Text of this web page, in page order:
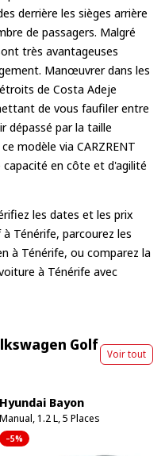
derrière les sièges arrière
de passagers. Malgré
très avantageuses
Manœuvrer dans les
de Costa Adeje
de vous faufiler entre
dépassé par la taille
modèle via CARZRENT
en côte et d'agilité
les dates et les prix
Ténérife, parcourez les
à Ténérife, ou comparez la
à Ténérife avec
Golf
Voir tout
Hyundai Bayon
Manual, 1.2 L, 5 Places
–5%